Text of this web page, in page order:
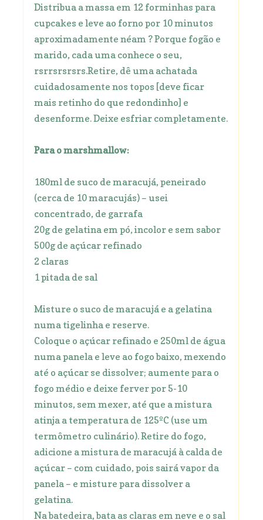
Distribua a massa em 12 forminhas para
cupcakes e leve ao forno por 10 minutos
aproximadamente néam ? Porque fogão e
marido, cada uma conhece o seu,
rsrrsrsrsrs.Retire, dê uma achatada
cuidadosamente nos topos [deve ficar
mais retinho do que redondinho] e
desenforme. Deixe esfriar completamente.
Para o marshmallow:
180ml de suco de maracujá, peneirado
(cerca de 10 maracujás) – usei
concentrado, de garrafa
20g de gelatina em pó, incolor e sem sabor
500g de açúcar refinado
2 claras
1 pitada de sal
Misture o suco de maracujá e a gelatina
numa tigelinha e reserve.
Coloque o açúcar refinado e 250ml de água
numa panela e leve ao fogo baixo, mexendo
até o açúcar se dissolver; aumente para o
fogo médio e deixe ferver por 5-10
minutos, sem mexer, até que a mistura
atinja a temperatura de 125ºC (use um
termômetro culinário). Retire do fogo,
adicione a mistura de maracujá à calda de
açúcar – com cuidado, pois sairá vapor da
panela – e misture para dissolver a
gelatina.
Na batedeira, bata as claras em neve e o sal